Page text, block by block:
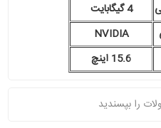
4 گیگابایت
NVIDIA
15.6 اینچ
را بپسندید